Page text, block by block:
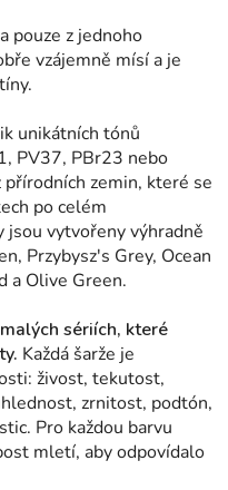
pouze z jednoho
vzájemně mísí a je
unikátních tónů
PV37, PBr23 nebo
zemin, které se
po celém
vytvořeny výhradně
Przybysz's Grey, Ocean
a Olive Green.
sériích, které
Každá šarže je
živost, tekutost,
zrnitost, podtón,
Pro každou barvu
mletí, aby odpovídalo